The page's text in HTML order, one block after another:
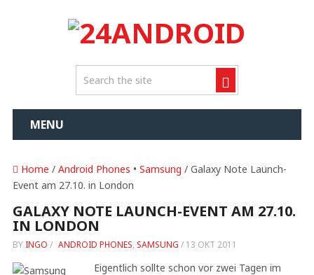
MENU
Home / Android Phones • Samsung / Galaxy Note Launch-
Event am 27.10. in London
GALAXY NOTE LAUNCH-EVENT AM 27.10.
IN LONDON
BY INGO / ANDROID PHONES, SAMSUNG / 13 OKT 2011
Eigentlich sollte schon vor zwei Tagen im